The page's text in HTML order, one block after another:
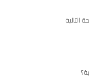
التالية